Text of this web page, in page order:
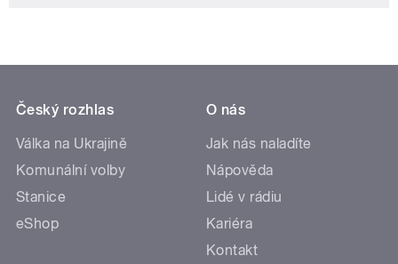
Český rozhlas
Válka na Ukrajině
Komunální volby
Stanice
eShop
O nás
Jak nás naladíte
Nápověda
Lidé v rádiu
Kariéra
Kontakt